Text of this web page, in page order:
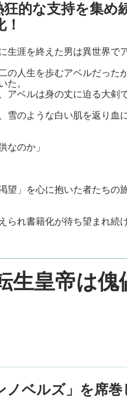
的な支持を集め
生涯を終えた男は異世界で
の人生を歩むアベルだった
た。
アベルは身の丈に迫る大剣
雪のような白い肌を返り血
なのか」
望」を心に抱いた者たちの
られ書籍化が待ち望まれ続
生皇帝は傀
ベルズ」を席巻